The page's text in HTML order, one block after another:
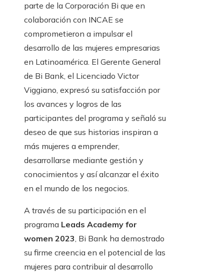
parte de la Corporación Bi que en
colaboración con INCAE se
comprometieron a impulsar el
desarrollo de las mujeres empresarias
en Latinoamérica. El Gerente General
de Bi Bank, el Licenciado Victor
Viggiano, expresó su satisfacción por
los avances y logros de las
participantes del programa y señaló su
deseo de que sus historias inspiran a
más mujeres a emprender,
desarrollarse mediante gestión y
conocimientos y así alcanzar el éxito
en el mundo de los negocios.
A través de su participación en el
programa Leads Academy for
women 2023, Bi Bank ha demostrado
su firme creencia en el potencial de las
mujeres para contribuir al desarrollo